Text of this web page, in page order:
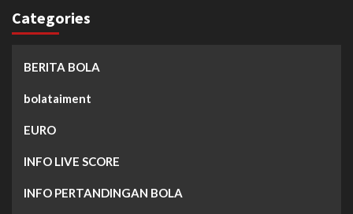
Categories
BERITA BOLA
bolataiment
EURO
INFO LIVE SCORE
INFO PERTANDINGAN BOLA